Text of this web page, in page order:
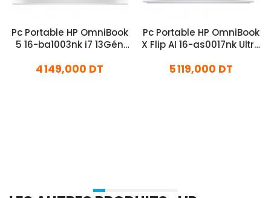
Pc Portable HP OmniBook
5 16-ba1003nk i7 13Gén
4 149,000 DT
Pc Portable HP OmniBook
X Flip AI 16-as0017nk Ultra
11 Pro
5 119,000 DT